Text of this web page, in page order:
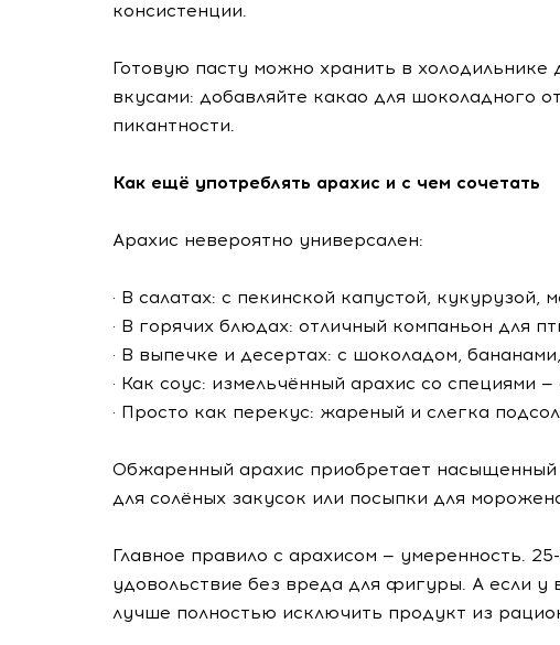
консистенции.
Готовую пасту можно хранить в
вкусами: добавляйте какао для шоколадного
пикантности.
Как ещё употреблять арахис и с чем сочетать
Арахис невероятно универсален:
· В салатах: с пекинской капустой,
· В горячих блюдах: отличный компаньон для
· В выпечке и десертах: с шоколадом,
· Как соус: измельчённый арахис со специями
· Просто как перекус: жареный и слегка
Обжаренный арахис приобретает
для солёных закусок или посыпки для
Главное правило с арахисом — умеренность.
удовольствие без вреда для фигуры. А если у
лучше полностью исключить продукт из